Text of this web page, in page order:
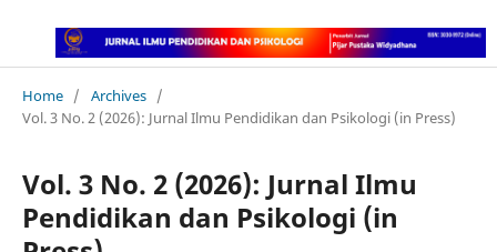
Home / Archives /
Vol. 3 No. 2 (2026): Jurnal Ilmu Pendidikan dan Psikologi (in Press)
Vol. 3 No. 2 (2026): Jurnal Ilmu
Pendidikan dan Psikologi (in